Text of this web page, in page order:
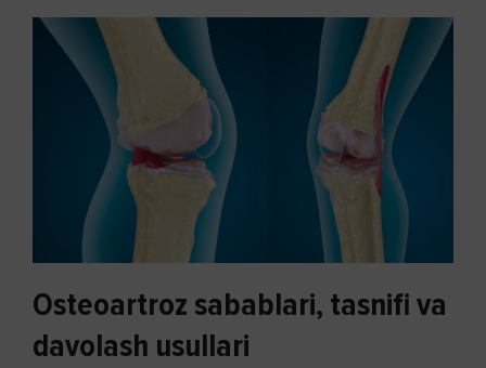
Osteoartroz sabablari, tasnifi va
davolash usullari